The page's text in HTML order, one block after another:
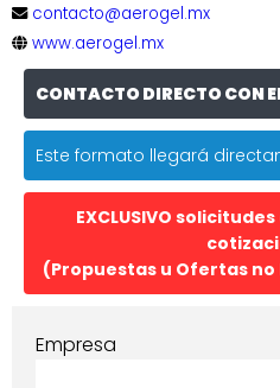
contacto@aerogel.mx
www.aerogel.mx
CONTACTO DIRECTO CON
Este formato llegará
EXCLUSIVO
(Propuestas u Ofertas
Empresa